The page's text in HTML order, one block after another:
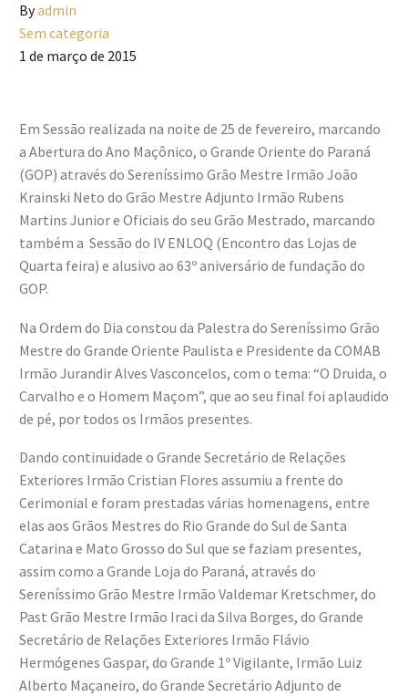
Byadmin
Sem categoria
1 de março de 2015
Em Sessão realizada na noite de 25 de fevereiro, marcando
a Abertura do Ano Maçônico, o Grande Oriente do Paraná
(GOP) através do Sereníssimo Grão Mestre Irmão João
Krainski Neto do Grão Mestre Adjunto Irmão Rubens
Martins Junior e Oficiais do seu Grão Mestrado, marcando
também a Sessão do IV ENLOQ (Encontro das Lojas de
Quarta feira) e alusivo ao 63º aniversário de fundação do
GOP.
Na Ordem do Dia constou da Palestra do Sereníssimo Grão
Mestre do Grande Oriente Paulista e Presidente da COMAB
Irmão Jurandir Alves Vasconcelos, com o tema: “O Druida, o
Carvalho e o Homem Maçom”, que ao seu final foi aplaudido
de pé, por todos os Irmãos presentes.
Dando continuidade o Grande Secretário de Relações
Exteriores Irmão Cristian Flores assumiu a frente do
Cerimonial e foram prestadas várias homenagens, entre
elas aos Grãos Mestres do Rio Grande do Sul de Santa
Catarina e Mato Grosso do Sul que se faziam presentes,
assim como a Grande Loja do Paraná, através do
Sereníssimo Grão Mestre Irmão Valdemar Kretschmer, do
Past Grão Mestre Irmão Iraci da Silva Borges, do Grande
Secretário de Relações Exteriores Irmão Flávio
Hermógenes Gaspar, do Grande 1º Vigilante, Irmão Luiz
Alberto Maçaneiro, do Grande Secretário Adjunto de